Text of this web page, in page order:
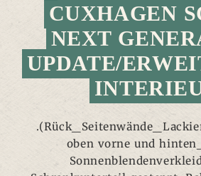
CUXHAGEN
NEXT
UPDATE/
oben vorne und